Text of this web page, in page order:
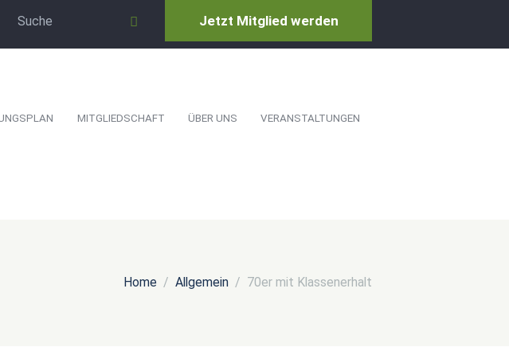
Jetzt Mitglied werden
MITGLIEDSCHAFT ÜBER UNS VERANSTALTUNGEN
Home Allgemein 70er mit Klassenerhalt